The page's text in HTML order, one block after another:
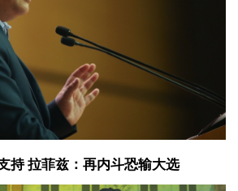
持 拉菲兹：再内斗恐输大选